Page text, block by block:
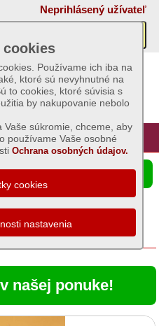
Neprihlásený užívateľ
Prihlásenie Registrácia
cookies
Používame ich iba na
ktoré sú nevyhnutné na
to cookies, ktoré súvisia s
by nakupovanie nebolo
súkromie, chceme, aby
používame Vaše osobné
Ochrana osobných údajov.
Dekor, s.r.o.
našej ponuke!